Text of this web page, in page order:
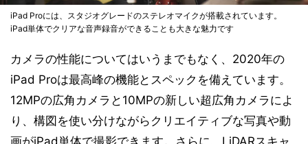
iPad Proには、スタジオグレードのステレオマイクが搭載されています。
iPad単体でクリアな音声録音ができることも大きな魅力です
カメラの性能についてはいうまでもなく、2020年の
iPad Proは最高峰の機能とスペックを備えています。
12MPの広角カメラと10MPの新しい超広角カメラによ
り、構図を使い分けながらクリエイティブな写真や動
画がiPad単体で撮影できます。さらに、LiDARスキャ